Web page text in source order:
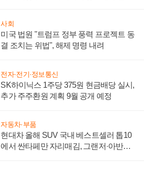
사회
미국 법원 "트럼프 정부 풍력 프로젝트 동
결 조치는 위법", 해제 명령 내려
전자·전기·정보통신
SK하이닉스 1주당 375원 현금배당 실시,
추가 주주환원 계획 9월 공개 예정
자동차·부품
현대차 올해 SUV 국내 베스트셀러 톱10
에서 싼타페만 자리매김, 그랜저·아반떼